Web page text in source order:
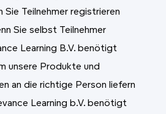
Sie Teilnehmer registrieren
Sie selbst Teilnehmer
Learning B.V. benötigt
unsere Produkte und
an die richtige Person liefern
Learning b.V. benötigt